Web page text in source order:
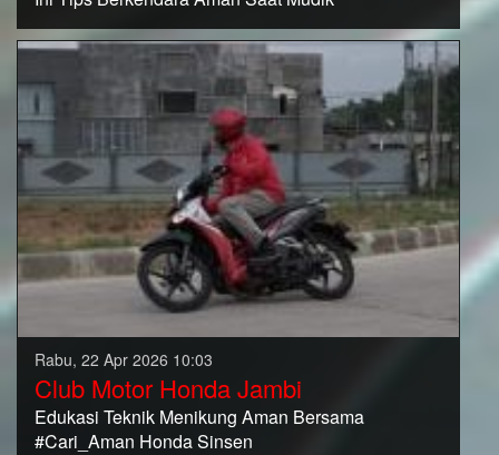
Rabu, 22 Apr 2026 10:03
Club Motor Honda Jambi
Edukasi Teknik Menikung Aman Bersama
#Cari_Aman Honda Sinsen